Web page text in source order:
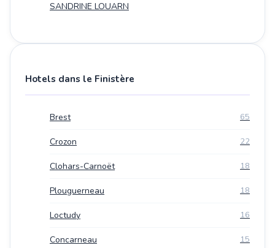
SANDRINE LOUARN
Hotels dans le Finistère
Brest 65
Crozon 22
Clohars-Carnoët 18
Plouguerneau 18
Loctudy 16
Concarneau 15